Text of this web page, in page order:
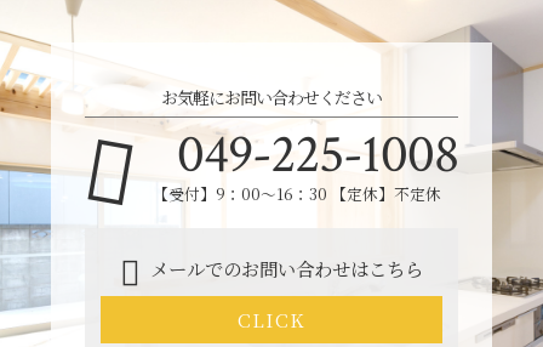
お気軽にお問い合わせください
049-225-1008
【受付】9：00～16：30 【定休】不定休
メールでのお問い合わせはこちら
CLICK